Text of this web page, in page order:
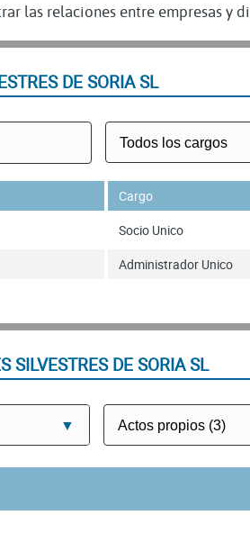
las relaciones entre empresas y
DE SORIA SL
Cargo
Socio Unico
Administrador Unico
SILVESTRES DE SORIA SL